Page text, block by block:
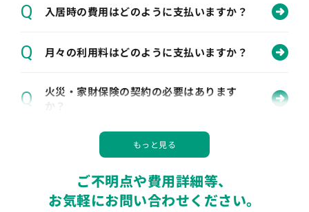
Q 入居時の費用はどのように支払いますか？
Q 月々の利用料はどのように支払いますか？
Q
火災・家財保険の契約の必要はあります
か？
身元引受人がいなくても入居できますか？
居室には何が備え付けられていますか？
ご不明点や費用詳細等、
お気軽にお問い合わせください。